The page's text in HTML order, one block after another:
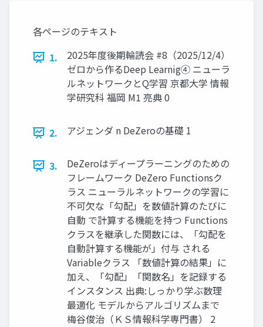
各ページのテキスト
1.
2025年度後期輪読会 #8（2025/12/4）
ゼロから作るDeep Learnig④ ニューラ
ルネットワークとQ学習 京都大学 情報
学研究科 福岡 M1 亮典 0
2. アジェンダ n DeZeroの基礎 1
3.
DeZeroはディープラーニングのための
フレームワーク DeZero Functionsク
ラス ニューラルネットワークの学習に
不可欠な「勾配」を数値計算のたびに
自動 で計算する機能を持つ Functions
クラスを継承した関数には、「勾配を
自動計算する機能が」付与 される
Variableクラス 「数値計算の結果」に
加え、「勾配」「関数名」を記録する
インスタンス 出典:しっかり学ぶ数理
最適化 モデルからアルゴリズムまで
梅⾕俊治（ＫＳ情報科学専⾨書） 2